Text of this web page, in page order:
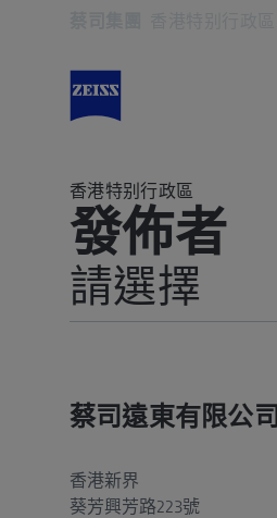
香港特别行政區
發佈者
請選擇
蔡司遠東有限公司
香港新界
葵芳興芳路223號